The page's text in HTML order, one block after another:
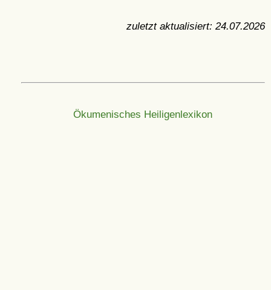
zuletzt aktualisiert: 24.07.2026
Ökumenisches Heiligenlexikon